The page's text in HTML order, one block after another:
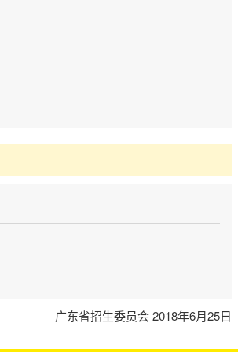
广东省招生委员会 2018年6月25日